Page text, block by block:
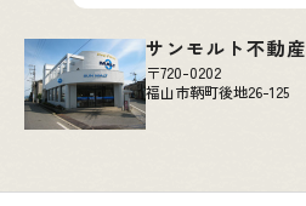
サンモルト不動産
〒720-0202
福山市鞆町後地26-125